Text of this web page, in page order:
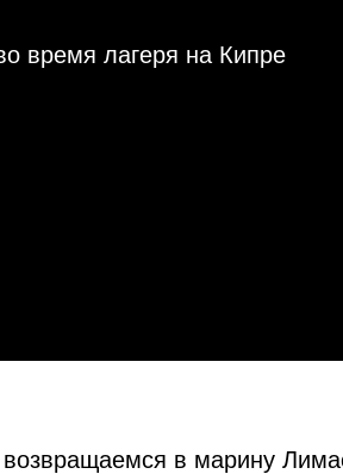
время лагеря на Кипре
в марину